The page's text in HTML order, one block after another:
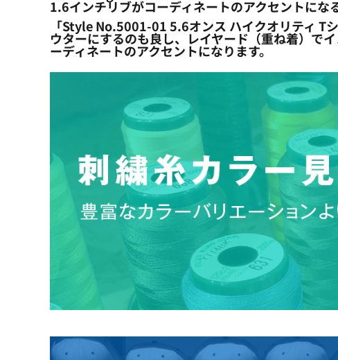
1.6インチリブがコーディネートのアクセントにな
「Style No.5001-01 5.6オンス ハイクオリティ T
ウターにするのも良し、レイヤード（重ね着）で
ーディネートのアクセントになります。